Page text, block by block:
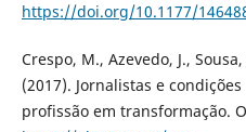
https://doi.org/10.1177/
Crespo, M., Azevedo, J.,
(2017). Jornalistas e
profissão em transformação.